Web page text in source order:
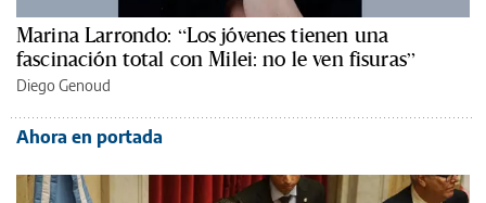
Marina Larrondo: “Los jóvenes tienen una
fascinación total con Milei: no le ven fisuras”
Diego Genoud
Ahora en portada